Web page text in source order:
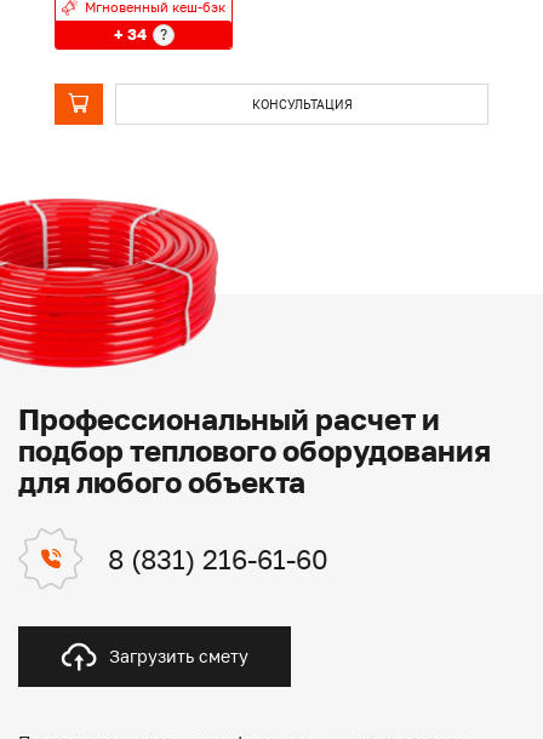
Мгновенный кеш-бэк
+ 34 ?
КОНСУЛЬТАЦИЯ
Профессиональный расчет и
подбор теплового оборудования
для любого объекта
8 (831) 216-61-60
Загрузить смету